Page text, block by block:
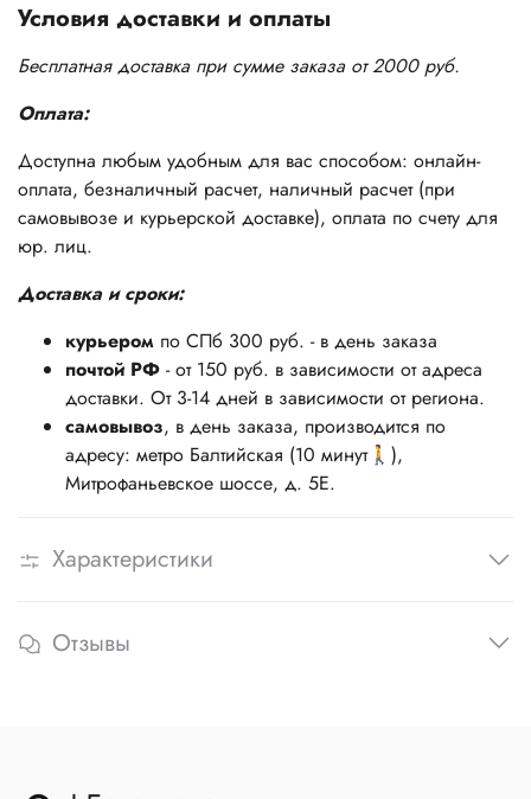
Условия доставки и оплаты
Бесплатная доставка при сумме заказа от 2000 руб.
Оплата:
Доступна любым удобным для вас способом: онлайн-
оплата, безналичный расчет, наличный расчет (при
самовывозе и курьерской доставке), оплата по счету для
юр. лиц.
Доставка и сроки:
курьером по СПб 300 руб. - в день заказа
почтой РФ - от 150 руб. в зависимости от адреса
доставки. От 3-14 дней в зависимости от региона.
самовывоз, в день заказа, производится по
адресу: метро Балтийская (10 минут🚶),
Митрофаньевское шоссе, д. 5Е.
Характеристики
Отзывы